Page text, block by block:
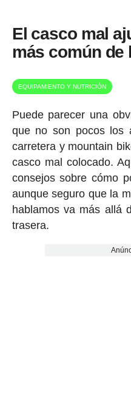
El casco mal
más común de
EQUIPAMIENTO Y NUTRICIÓN
Puede parecer una
que no son pocos los
carretera y mountain
casco mal colocado.
consejos sobre cómo
aunque seguro que la
hablamos va más allá
trasera.